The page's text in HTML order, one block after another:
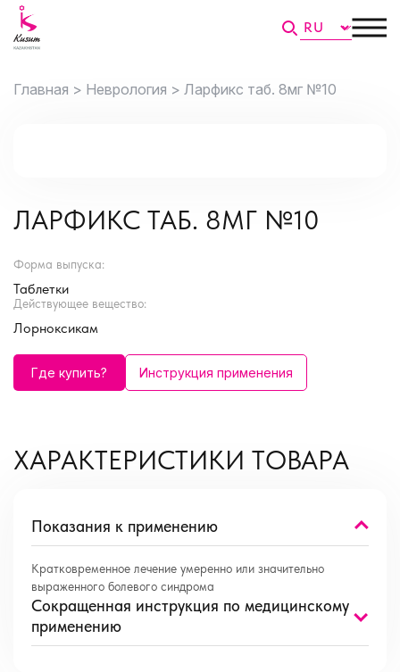
Главная > Неврология > Ларфикс таб. 8мг №10
ЛАРФИКС ТАБ. 8МГ №10
Форма выпуска:
Таблетки
Действующее вещество:
Лорноксикам
Где купить? Инструкция применения
ХАРАКТЕРИСТИКИ ТОВАРА
Показания к применению
Кратковременное лечение умеренно или значительно
выраженного болевого синдрома
Сокращенная инструкция по медицинскому
применению